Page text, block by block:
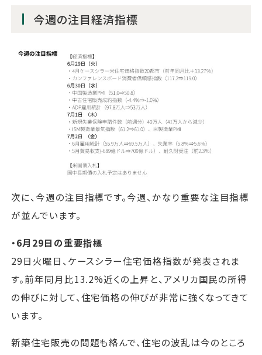
今週の注目経済指標
次に、今週の注目指標です。今週、かなり重要な注目指標
が並んでいます。
・6月29日の重要指標
29日火曜日、ケースシラー住宅価格指数が発表されま
す。前年同月比13.2%近くの上昇と、アメリカ国民の所得
の伸びに対して、住宅価格の伸びが非常に強くなってきて
います。
新築住宅販売の問題も絡んで、住宅の波乱は今のところ